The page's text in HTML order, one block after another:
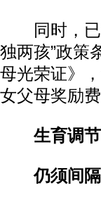
同时，已
独两孩”政策
母光荣证》
女父母奖励费
生育调节
仍须间隔